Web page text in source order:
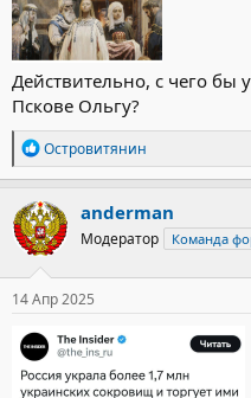
Действительно, с чего
Пскове Ольгу?
Р
е
а
к
ц
и
и
:
Островитянин
anderman
Модератор Команда
14 Апр 2025